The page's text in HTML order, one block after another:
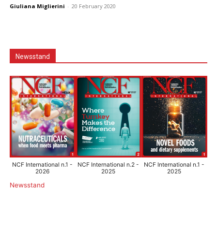
Giuliana Miglierini - 20 February 2020
Newsstand
NCF International n.1 -
2026
NCF International n.2 -
2025
NCF International n.1 -
2025
Newsstand